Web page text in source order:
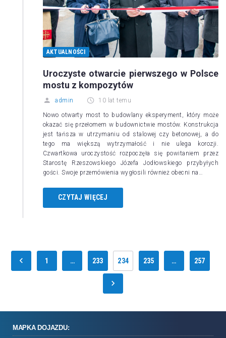
AKTUALNOŚCI
Uroczyste otwarcie pierwszego w Polsce
mostu z kompozytów
admin 10 lat temu
Nowo otwarty most to budowlany eksperyment, który może
okazać się przełomem w budownictwie mostów. Konstrukcja
jest tańsza w utrzymaniu od stalowej czy betonowej, a do
tego ma większą wytrzymałość i nie ulega korozji.
Czwartkowa uroczystość rozpoczęła się powitaniem przez
Starostę Rzeszowskiego Józefa Jodłowskiego przybyłych
gości. Swoje przemówienia wygłosili również obecni na…
CZYTAJ WIĘCEJ
1 … 233 234 235 … 257
MAPKA DOJAZDU: